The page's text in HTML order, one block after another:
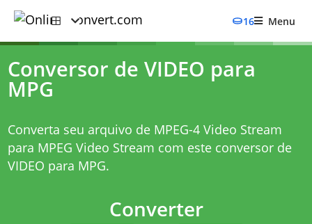
16 Menu
Conversor de VIDEO para
MPG
Converta seu arquivo de MPEG-4 Video Stream
para MPEG Video Stream com este conversor de
VIDEO para MPG.
Converter